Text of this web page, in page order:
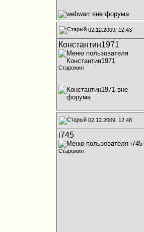
02.12.2009, 12:43
Константин1971
Старожил
02.12.2009, 12:48
i745
Старожил